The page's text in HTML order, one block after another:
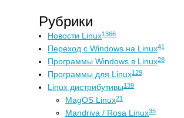
Рубрики
Новости Linux1366
Переход с Windows на Linux41
Программы Windows в Linux28
Программы для Linux129
Linux дистрибутивы139
MagOS Linux21
Mandriva / Rosa Linux35